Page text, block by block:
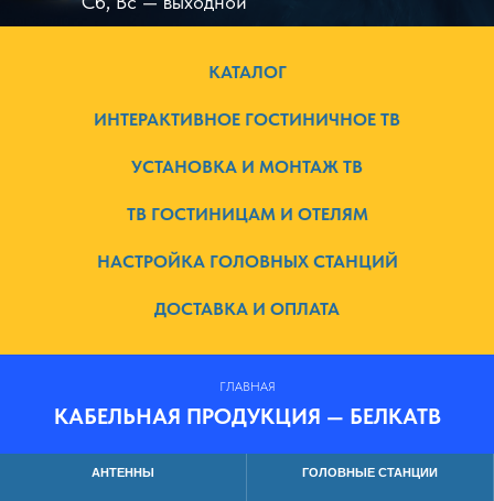
КАТАЛОГ
ИНТЕРАКТИВНОЕ ГОСТИНИЧНОЕ ТВ
УСТАНОВКА И МОНТАЖ ТВ
ТВ ГОСТИНИЦАМ И ОТЕЛЯМ
НАСТРОЙКА ГОЛОВНЫХ СТАНЦИЙ
ДОСТАВКА И ОПЛАТА
ГЛАВНАЯ
КАБЕЛЬНАЯ ПРОДУКЦИЯ — БЕЛКАТВ
АНТЕННЫ ГОЛОВНЫЕ СТАНЦИИ